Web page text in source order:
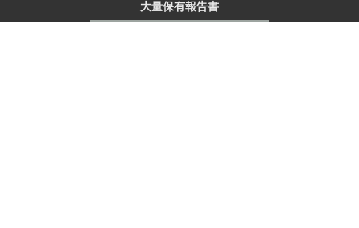
大量保有報告書